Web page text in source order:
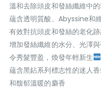
溫和去除頭皮和發絲纖維中
蘊含透明質酸、Abyssine和
有效對抗頭皮和發絲的老化
增加發絲纖維的水分、光澤
令秀髮豐盈，煥發年輕新生
蘊含黑鉆系列標志性的迷人
和馥郁溫暖的麝香